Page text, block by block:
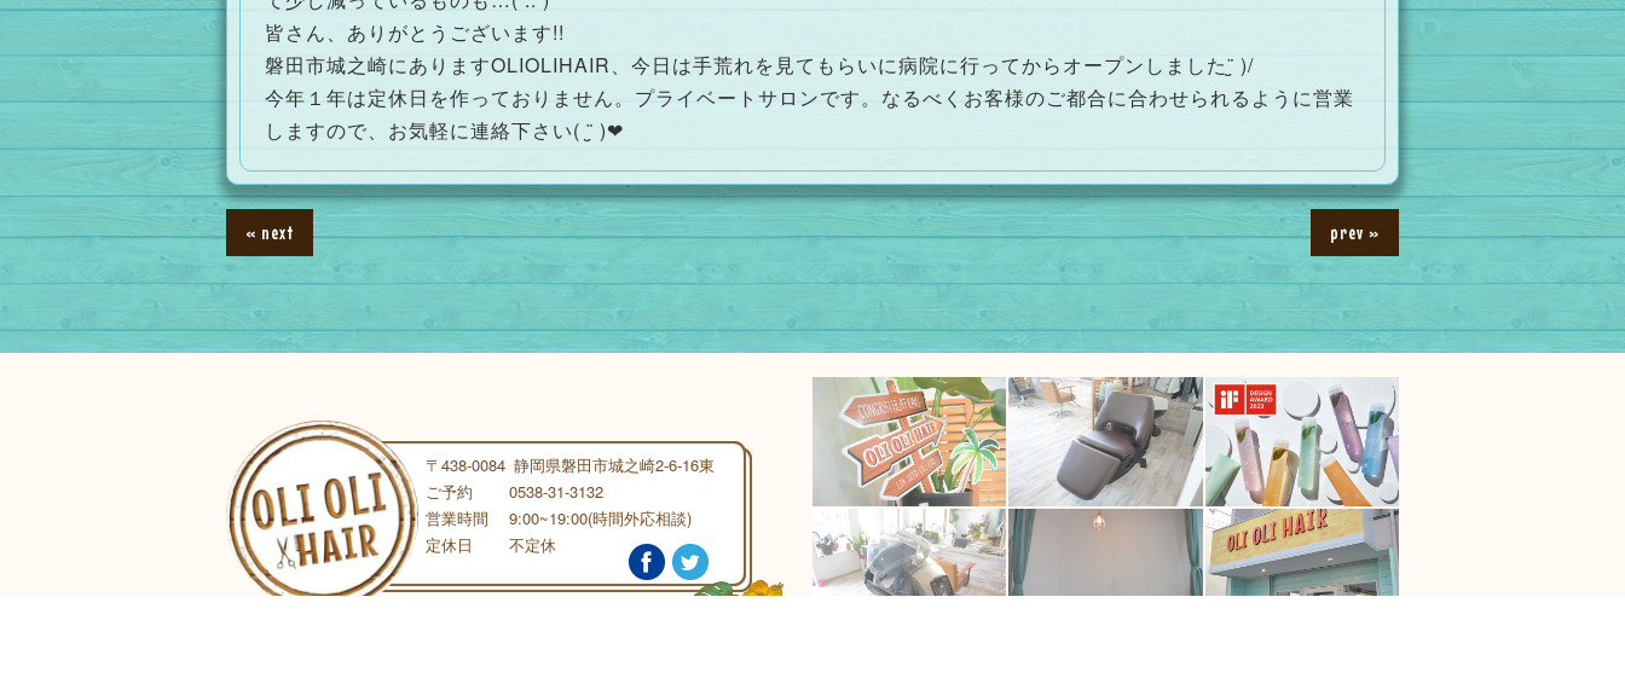
皆さん、ありがとうございます!!
磐田市城之崎にありますOLIOLIHAIR、今日は手荒れを見てもらいに病院に行ってからオープンしました¨̮ )/
今年１年は定休日を作っておりません。プライベートサロンです。なるべくお客様のご都合に合わせられるように営業
しますので、お気軽に連絡下さい( ¨̮ )︎︎❤
« next prev »
〒438-0084 静岡県磐田市城之崎2-6-16東
ご予約
0538-31-3132
営業時間
9:00~19:00(時間外応相談)
定休日
不定休